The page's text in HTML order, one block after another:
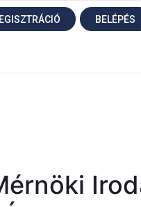
BELÉPÉS